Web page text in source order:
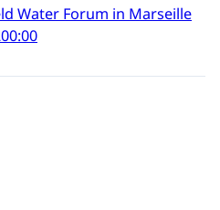
Water Forum in Marseille
00:00